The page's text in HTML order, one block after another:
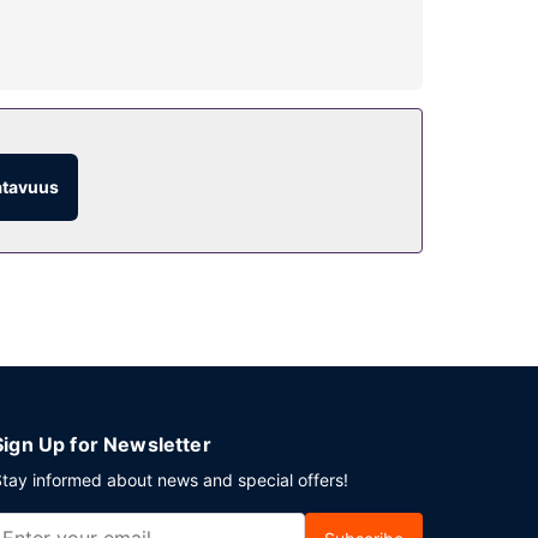
on myös ilmainen langaton
Up for Newsletter
informed about news and special offers!